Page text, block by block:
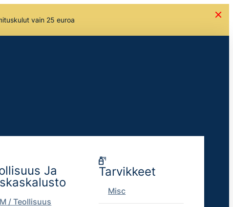
vain 25 euroa
Ja
/ Teollisuus
Tarvikkeet
Misc